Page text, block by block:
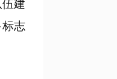
建
志